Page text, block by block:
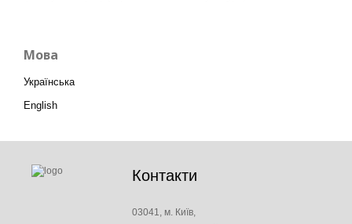
Мова
Українська
English
Контакти
03041, м. Київ,